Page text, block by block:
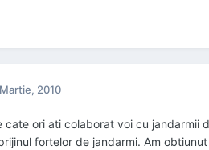
2010
cate ori ati colaborat voi cu jandarmii
fortelor de jandarmi. Am